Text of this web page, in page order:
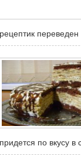
рецептик
придется по вкусу в